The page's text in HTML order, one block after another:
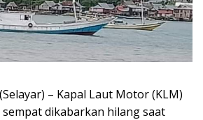
(Selayar) – Kapal Laut Motor (KLM)
dikabarkan hilang saat